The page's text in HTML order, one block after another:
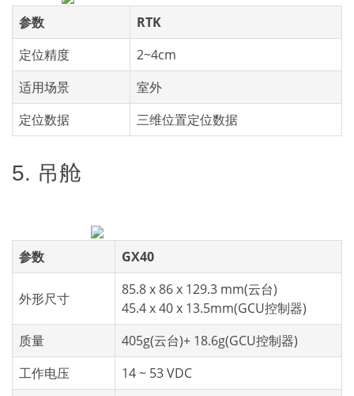
参数
RTK
定位精度
2~4cm
适用场景
室外
定位数据
三维位置定位数据
5. 吊舱
参数 GX40
外形尺寸
85.8 x 86 x 129.3 mm(云台)
45.4 x 40 x 13.5mm(GCU控制器)
质量
405g(云台)+ 18.6g(GCU控制器)
工作电压
14 ~ 53 VDC